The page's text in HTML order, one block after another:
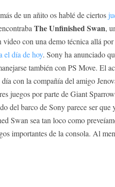
de un añito os hablé de ciertos
The Unfinished Swan,
video con una demo técnica allá
el día de hoy. Sony ha anunciado
también con PS Move. El
con la compañía del amigo
juegos por parte de Giant
del barco de Sony parece ser que
Swan sea tan loco como
importantes de la consola. Al